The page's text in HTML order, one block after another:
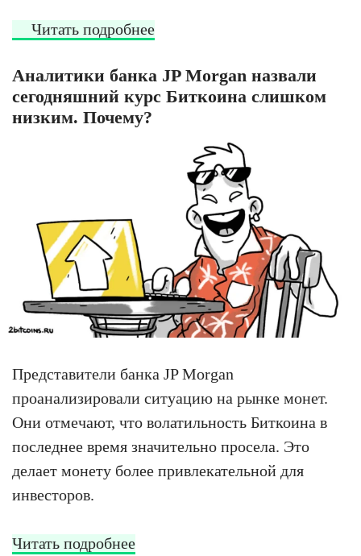
Читать подробнее
Аналитики банка JP Morgan назвали
сегодняшний курс Биткоина слишком
низким. Почему?
Представители банка JP Morgan
проанализировали ситуацию на рынке монет.
Они отмечают, что волатильность Биткоина в
последнее время значительно просела. Это
делает монету более привлекательной для
инвесторов.
Читать подробнее